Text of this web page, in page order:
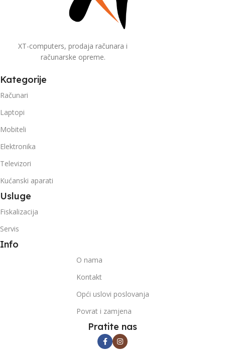
XT-computers, prodaja računara i
računarske opreme.
Kategorije
Računari
Laptopi
Mobiteli
Elektronika
Televizori
Kućanski aparati
Usluge
Fiskalizacija
Servis
Info
O nama
Kontakt
Opći uslovi poslovanja
Povrat i zamjena
Pratite nas